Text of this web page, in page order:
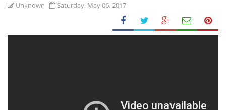
Unknown Saturday, May 06, 2017